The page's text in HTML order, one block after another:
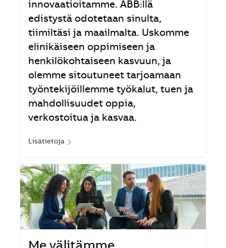
innovaatioitamme. ABB:llä
edistystä odotetaan sinulta,
tiimiltäsi ja maailmalta. Uskomme
elinikäiseen oppimiseen ja
henkilökohtaiseen kasvuun, ja
olemme sitoutuneet tarjoamaan
työntekijöillemme työkalut, tuen ja
mahdollisuudet oppia,
verkostoitua ja kasvaa.
Lisätietoja